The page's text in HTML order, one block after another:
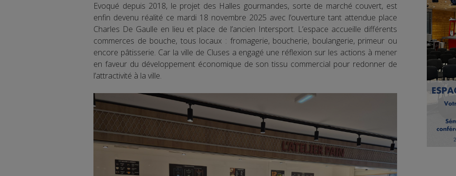
Evoqué depuis 2018, le projet des Halles gourmandes, sorte de marché couvert, est
enfin devenu réalité ce mardi 18 novembre 2025 avec l’ouverture tant attendue place
Charles De Gaulle en lieu et place de l’ancien Intersport. L’espace accueille différents
commerces de bouche, tous locaux : fromagerie, boucherie, boulangerie, primeur ou
encore pâtisserie. Car la ville de Cluses a engagé une réflexion sur les actions à mener
en faveur du développement économique de son tissu commercial pour redonner de
l’attractivité à la ville.